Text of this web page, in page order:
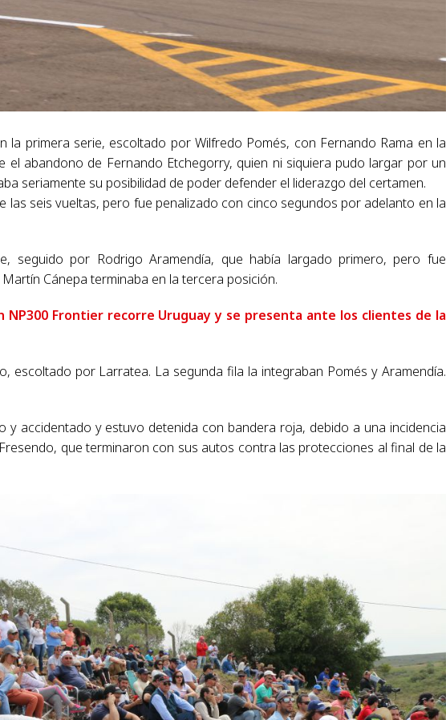
la primera serie, escoltado por Wilfredo Pomés, con Fernando Rama en la
el abandono de Fernando Etchegorry, quien ni siquiera pudo largar por un
seriamente su posibilidad de poder defender el liderazgo del certamen.
las seis vueltas, pero fue penalizado con cinco segundos por adelanto en la
seguido por Rodrigo Aramendía, que había largado primero, pero fue
Cánepa terminaba en la tercera posición.
NP300 Frontier recorre Uruguay y se presenta ante los clientes de la
escoltado por Larratea. La segunda fila la integraban Pomés y Aramendía.
accidentado y estuvo detenida con bandera roja, debido a una incidencia
que terminaron con sus autos contra las protecciones al final de la